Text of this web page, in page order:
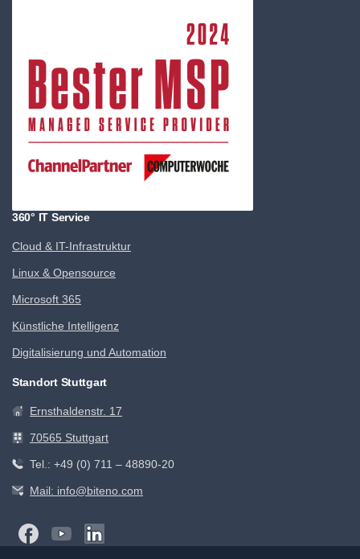
360° IT Service
Cloud & IT-Infrastruktur
Linux & Opensource
Microsoft 365
Künstliche Intelligenz
Digitalisierung und Automation
Standort Stuttgart
Ernsthaldenstr. 17
70565 Stuttgart
Tel.: +49 (0) 711 – 48890-20
Mail: info@biteno.com